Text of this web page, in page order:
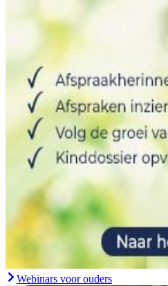
Webinars voor ouders